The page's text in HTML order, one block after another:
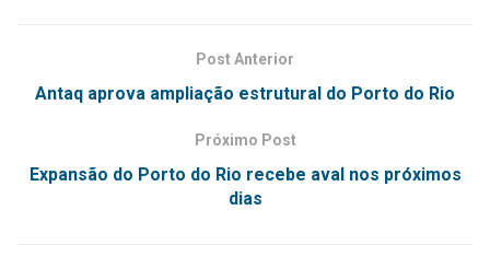
Post Anterior
Antaq aprova ampliação estrutural do Porto do Rio
Próximo Post
Expansão do Porto do Rio recebe aval nos próximos
dias